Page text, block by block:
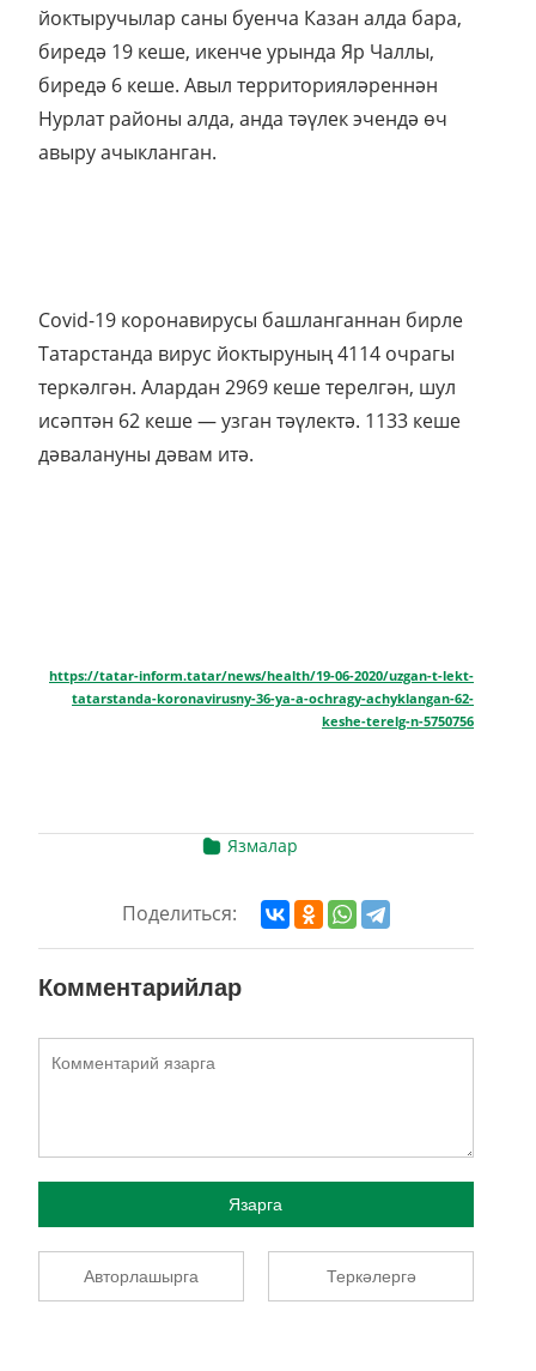
йоктыручылар саны буенча Казан алда бара,
биредә 19 кеше, икенче урында Яр Чаллы,
биредә 6 кеше. Авыл территорияләреннән
Нурлат районы алда, анда тәүлек эчендә өч
авыру ачыкланган.
Covid-19 коронавирусы башланганнан бирле
Татарстанда вирус йоктыруның 4114 очрагы
теркәлгән. Алардан 2969 кеше терелгән, шул
исәптән 62 кеше — узган тәүлектә. 1133 кеше
дәвалануны дәвам итә.
https://tatar-inform.tatar/news/health/19-06-2020/uzgan-t-lekt-
tatarstanda-koronavirusny-36-ya-a-ochragy-achyklangan-62-
keshe-terelg-n-5750756
Язмалар
Поделиться:
Комментарийлар
Язарга
Авторлашырга Теркәлергә